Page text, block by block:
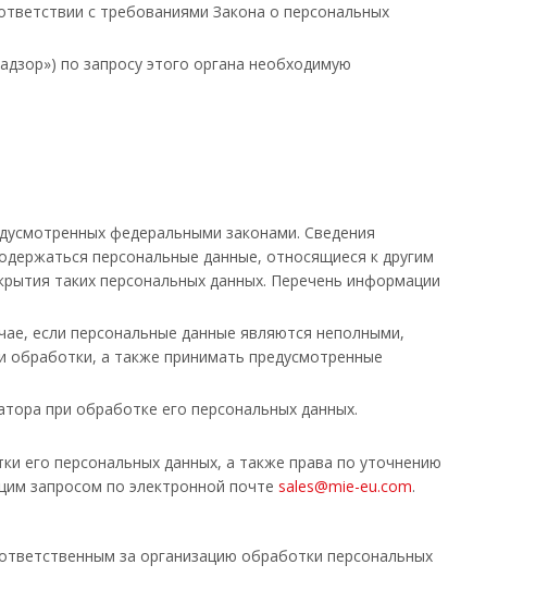
с требованиями Закона о персональных
по запросу этого органа необходимую
федеральными законами. Сведения
персональные данные, относящиеся к другим
таких персональных данных. Перечень информации
если персональные данные являются неполными,
а также принимать предусмотренные
при обработке его персональных данных.
его персональных данных, а также права по уточнению
запросом по электронной почте sales@mie-eu.com.
за организацию обработки персональных